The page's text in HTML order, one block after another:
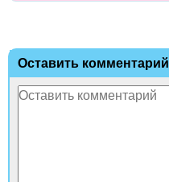
Оставить комментарий